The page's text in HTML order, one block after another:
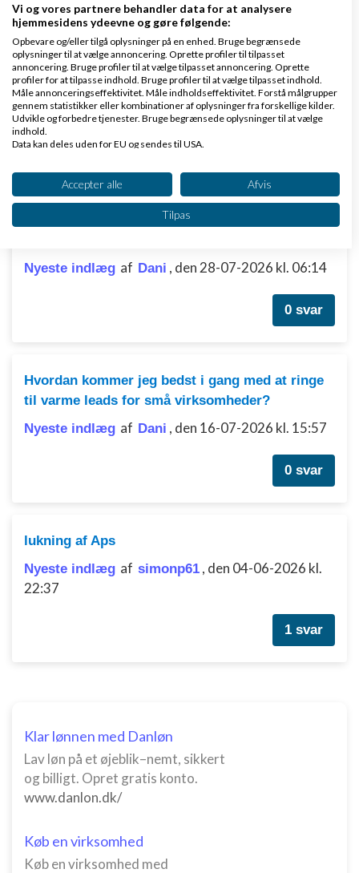
Emner
Adgang til data ?
Nyeste indlægafMartin2026,den 28-07-2026 kl.
11:40
Telefonisk opfølgning på varme leads og
Nyeste indlæg af Dani , den 28-07-2026 kl. 06:14
0 svar
Hvordan kommer jeg bedst i gang med at ringe
til varme leads for små virksomheder?
Nyeste indlæg af Dani , den 16-07-2026 kl. 15:57
0 svar
lukning af Aps
Nyeste indlæg af simonp61 , den 04-06-2026 kl.
22:37
1 svar
Klar lønnen med Danløn
Lav løn på et øjeblik–nemt, sikkert
og billigt. Opret gratis konto.
www.danlon.dk/
Køb en virksomhed
Køb en virksomhed med
Vi og vores partnere behandler data for at analysere
hjemmesidens ydeevne og gøre følgende:
Opbevare og/eller tilgå oplysninger på en enhed. Bruge begrænsede
oplysninger til at vælge annoncering. Oprette profiler til tilpasset
annoncering. Bruge profiler til at vælge tilpasset annoncering. Oprette
profiler for at tilpasse indhold. Bruge profiler til at vælge tilpasset indhold.
Måle annonceringseffektivitet. Måle indholdseffektivitet. Forstå målgrupper
gennem statistikker eller kombinationer af oplysninger fra forskellige kilder.
Udvikle og forbedre tjenester. Bruge begrænsede oplysninger til at vælge
indhold.
Data kan deles uden for EU og sendes til USA.
Se partnerliste (2 IAB-leverandører)
Vi bruger dine data til følgende formål:
IAB's behandlingsformål:
enhed
Bruge profiler til at vælge tilpasset
annoncering
Oprette profiler for at tilpasse indhold
Forstå målgrupper gennem statistikker eller
kombinationer af oplysninger fra forskellige
kilder
Identificere enheder baseret på aktivt
anmodede oplysninger
Ikke-IAB-behandlingsformål:
Accepter alle Afvis
Tilpas